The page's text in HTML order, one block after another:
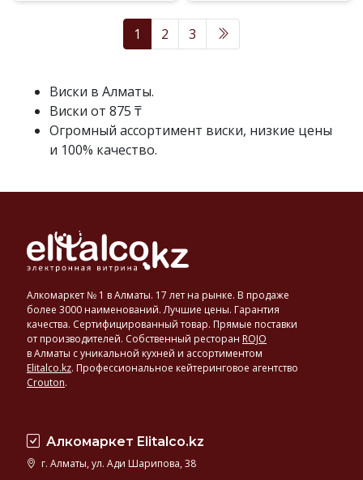
1 2 3
Виски в Алматы.
Виски от 875 ₸
Огромный ассортимент виски, низкие цены
и 100% качество.
Алкомаркет № 1 в Алматы. 17 лет на рынке. В продаже
более 3000 наименований. Лучшие цены. Гарантия
качества. Сертифицированный товар. Прямые поставки
от производителей. Собственный ресторан ROJO
в Алматы с уникальной кухней и ассортиментом
Elitalco.kz. Профессиональное кейтеринговое агентство
Crouton.
Алкомаркет Elitalco.kz
г. Алматы, ул. Ади Шарипова, 38